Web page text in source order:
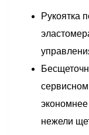
Рукоятка
экономнее
нежели